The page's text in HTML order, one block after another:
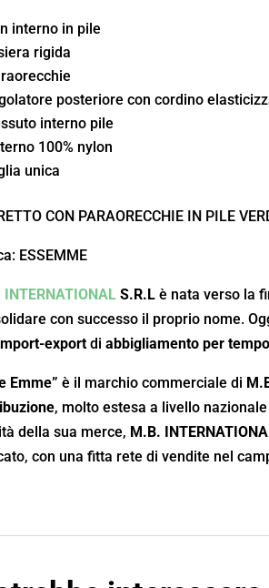
interno in pile
rigida
posteriore con cordino
interno pile
100% nylon
unica
CON PARAORECCHIE IN PILE
ESSEMME
INTERNATIONAL S.R.L è nata verso la
con successo il proprio nome.
exportdiabbigliamento per
Emme” è il marchio commerciale di
, molto estesa a livello
della sua merce, M.B.
con una fitta rete di vendite nel